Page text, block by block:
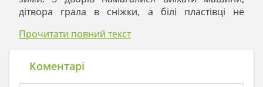
дітвора грала в сніжки, а білі пластівці не
якому все ще висіли стиглі ягоди. Вони навіть не
зморщилися від морозу, гілки не поламав вітер.
Прочитати повний текст
Коментарі